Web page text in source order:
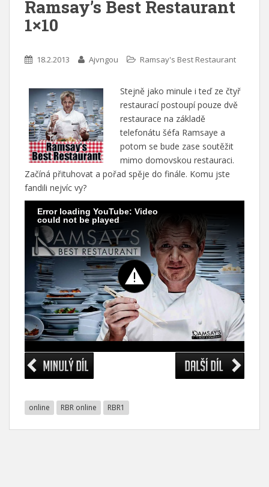
Ramsay’s Best Restaurant
1×10
18.2.2013 Ajvngou Ramsay's Best Restaurant
Stejně jako minule i teď ze čtyř
restaurací postoupí pouze dvě
restaurace na základě
telefonátu šéfa Ramsaye a
potom se bude zase soutěžit
mimo domovskou restauraci.
Začíná přituhovat a pořad spěje do finále. Komu jste
fandili nejvíc vy?
Error loading YouTube: Video
could not be played
online RBR online RBR1